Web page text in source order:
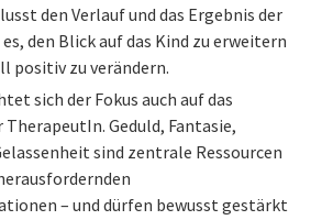
den Verlauf und das Ergebnis der
den Blick auf das Kind zu erweitern
positiv zu verändern.
sich der Fokus auch auf das
Geduld, Fantasie,
sind zentrale Ressourcen
– und dürfen bewusst gestärkt